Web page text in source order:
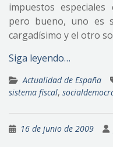
impuestos
pero bueno, uno es
cargadísimo y el otro
Siga leyendo…
Actualidad de España
sistema fiscal,
16 de junio de 2009